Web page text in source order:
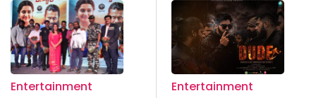
Entertainment
Entertainment